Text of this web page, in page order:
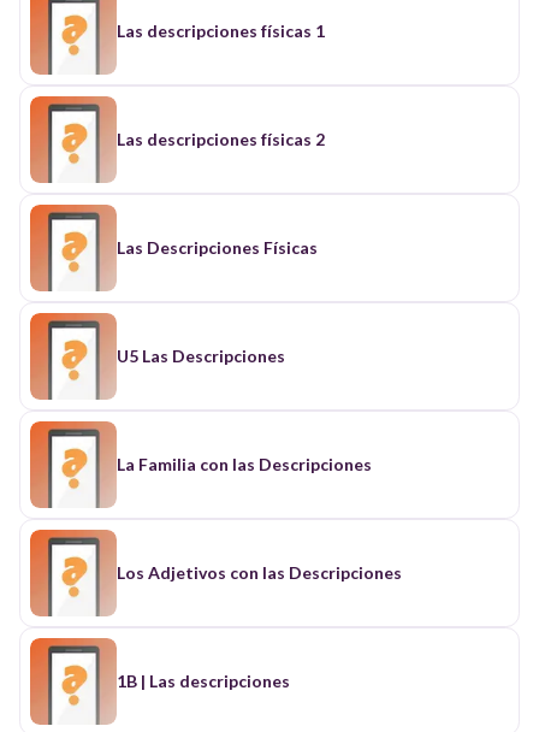
Las descripciones físicas 1
Las descripciones físicas 2
Las Descripciones Físicas
U5 Las Descripciones
La Familia con las Descripciones
Los Adjetivos con las Descripciones
1B | Las descripciones